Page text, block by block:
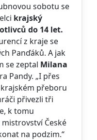
sobotu se
krajský
do 14 let.
z kraje se
Panďáků. A jak
se zeptal Milana
Pandy. „I přes
přeboru
přivezli tři
k tomu
České
na podzim.“